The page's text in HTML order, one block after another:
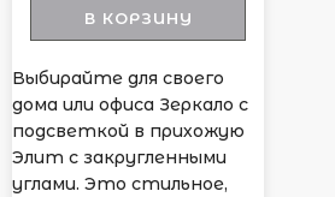
В КОРЗИНУ
Выбирайте для своего
дома или офиса Зеркало с
подсветкой в прихожую
Элит с закругленными
углами. Это стильное,